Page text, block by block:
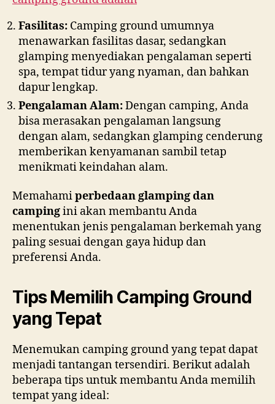
Fasilitas: Camping ground umumnya
menawarkan fasilitas dasar, sedangkan
glamping menyediakan pengalaman seperti
spa, tempat tidur yang nyaman, dan bahkan
dapur lengkap.
Pengalaman Alam:Dengan camping, Anda
bisa merasakan pengalaman langsung
dengan alam, sedangkan glamping cenderung
memberikan kenyamanan sambil tetap
menikmati keindahan alam.
Memahamiperbedaan glamping dan
campingini akan membantu Anda
menentukan jenis pengalaman berkemah yang
paling sesuai dengan gaya hidup dan
preferensi Anda.
Tips Memilih Camping Ground
yang Tepat
Menemukan camping ground yang tepat dapat
menjadi tantangan tersendiri. Berikut adalah
beberapa tips untuk membantu Anda memilih
tempat yang ideal: